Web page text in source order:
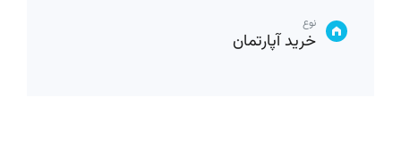
نوع
خرید آپارتمان